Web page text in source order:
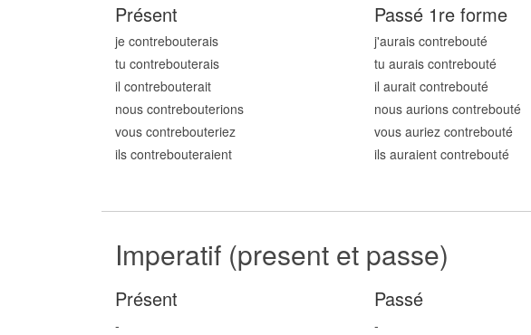
Présent
je contrebouterais
tu contrebouterais
il contrebouterait
nous contrebouterions
vous contrebouteriez
ils contrebouteraient
Passé 1re forme
j'aurais contrebouté
tu aurais contrebouté
il aurait contrebouté
nous aurions contrebouté
vous auriez contrebouté
ils auraient contrebouté
Imperatif (present et passe)
Présent
-
Passé
-